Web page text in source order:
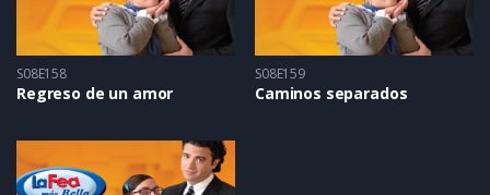
S08E158
Regreso de un amor
S08E159
Caminos separados